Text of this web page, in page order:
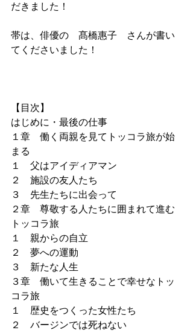
だきました！
帯は、俳優の　髙橋惠子　さんが書い
てくださいました！
【目次】
はじめに・最後の仕事
１章　働く両親を見てトッコラ旅が始
まる
１　父はアイディアマン
２　施設の友人たち
３　先生たちに出会って
２章　尊敬する人たちに囲まれて進む
トッコラ旅
１　親からの自立
２　夢への運動
３　新たな人生
３章　働いて生きることで幸せなトッ
コラ旅
１　歴史をつくった女性たち
２　バージンでは死ねない